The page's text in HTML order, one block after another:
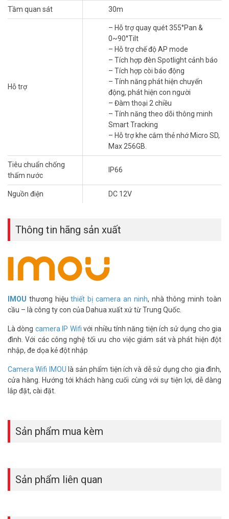
cả trong bóng tối.
Chế độ màu sắc nét trên camera IPC-S42FP-D
Nhờ hai đèn chiếu tích hợp, hỗ trợ nhìn ban đêm, giờ đây được chiếu
sáng và có đủ màu sắc. Chế độ Màu cũng Bật đèn led cung cấp ánh
sáng ngoài trời cho ngôi nhà của bạn.
Chế độ hình ảnh thông minh
Nếu bạn chuyển sang Chế độ thông minh, bạn có thể tận hưởng
tầm nhìn ban đêm đen trắng. Đèn led hổ trợ sáng sẽ bật khi phát
hiện chuyển động đáng ngờ, giúp
Chế độ tắt hồng ngoại
Xoay 0 ~ 355 ° & Nghiêng 0 ° ~ 90 °
Tầm quan sát 30m
Hỗ trợ
– Hỗ trợ quay quét 355°Pan &
0~90°Tilt
– Hỗ trợ chế độ AP mode
– Tích hợp đèn Spotlight cảnh báo
– Tích hợp còi báo động
– Tính năng phát hiện chuyển
động, phát hiện con người
– Đàm thoại 2 chiều
– Tính năng theo dõi thông minh
Smart Tracking
– Hỗ trợ khe cắm thẻ nhớ Micro SD,
Max 256GB.
Tiêu chuẩn chống
thấm nước
IP66
Nguồn điện DC 12V
Thông tin hãng sản xuất
IMOU thương hiệuthiết bị camera an ninh, nhà thông minh toàn
cầu – là công ty con của Dahua xuất xứ từ Trung Quốc.
Là dòng camera IP Wifi với nhiều tính năng tiện ích sử dụng cho gia
đình. Với các công nghệ tối ưu cho việc giám sát và phát hiện đột
nhập, đe dọa kẻ đột nhập
Camera Wifi IMOU là sản phẩm tiện ích và dễ sử dụng cho gia đình,
cửa hàng. Hướng tới khách hàng cuối cùng với sự tiện lợi, dễ dàng
lắp đặt, cài đặt.
Sản phẩm mua kèm
Sản phẩm liên quan